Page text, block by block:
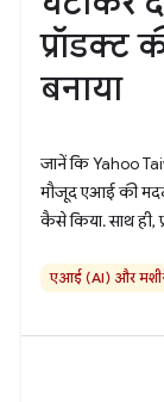
प्रॉडक्ट
बनाया
जानें कि Yahoo
मौजूद एआई की
कैसे किया. साथ ही,
एआई (AI) और